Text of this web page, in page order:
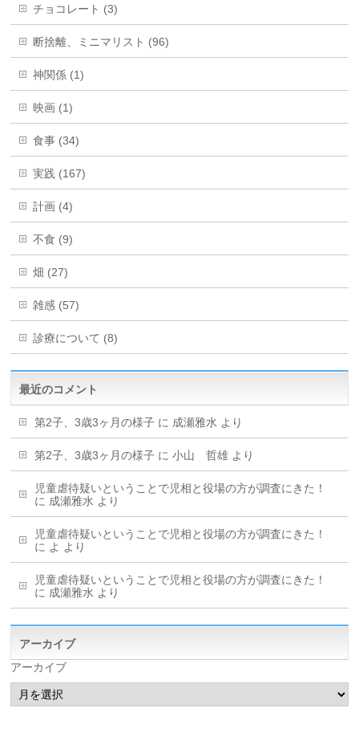
チョコレート (3)
断捨離、ミニマリスト (96)
神関係 (1)
映画 (1)
食事 (34)
実践 (167)
計画 (4)
不食 (9)
畑 (27)
雑感 (57)
診療について (8)
最近のコメント
第2子、3歳3ヶ月の様子 に 成瀬雅水 より
第2子、3歳3ヶ月の様子 に小山 哲雄 より
児童虐待疑いということで児相と役場の方が調査にきた！
に 成瀬雅水 より
児童虐待疑いということで児相と役場の方が調査にきた！
に よ より
児童虐待疑いということで児相と役場の方が調査にきた！
に 成瀬雅水 より
アーカイブ
アーカイブ